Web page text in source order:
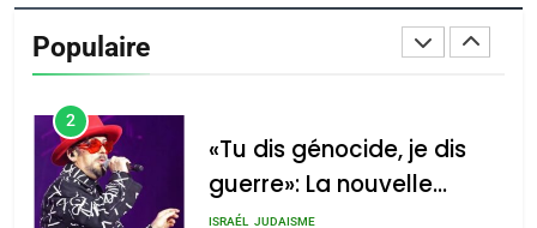
articles
Populaire
2
«Tu dis génocide, je dis
guerre»: La nouvelle
chanson de Boy George
ISRAÉL JUDAISME